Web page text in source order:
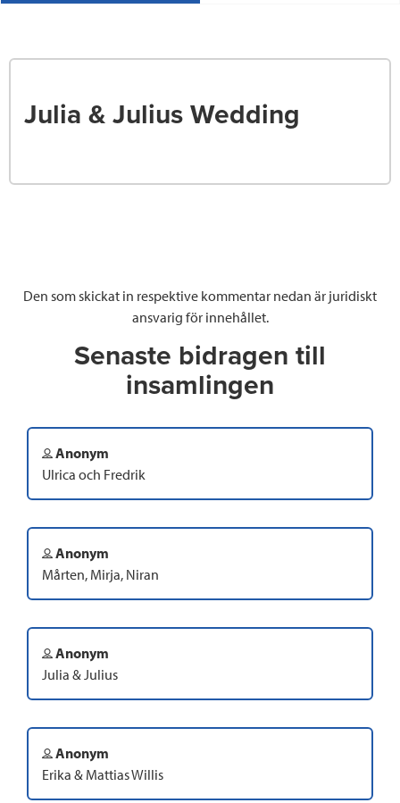
Julia & Julius Wedding
Den som skickat in respektive kommentar nedan är juridiskt
ansvarig för innehållet.
Senaste bidragen till
insamlingen
Anonym
Ulrica och Fredrik
Anonym
Mårten, Mirja, Niran
Anonym
Julia & Julius
Anonym
Erika & Mattias Willis